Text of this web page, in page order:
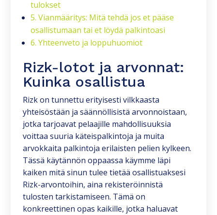
tulokset
5. Vianmääritys: Mitä tehdä jos et pääse
osallistumaan tai et löydä palkintoasi
6. Yhteenveto ja loppuhuomiot
Rizk-lotot ja arvonnat:
Kuinka osallistua
Rizk on tunnettu erityisesti vilkkaasta
yhteisöstään ja säännöllisistä arvonnoistaan,
jotka tarjoavat pelaajille mahdollisuuksia
voittaa suuria käteispalkintoja ja muita
arvokkaita palkintoja erilaisten pelien kylkeen.
Tässä käytännön oppaassa käymme läpi
kaiken mitä sinun tulee tietää osallistuaksesi
Rizk-arvontoihin, aina rekisteröinnistä
tulosten tarkistamiseen. Tämä on
konkreettinen opas kaikille, jotka haluavat